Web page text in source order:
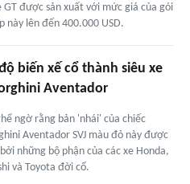
GT được sản xuất với mức giá của gói
này lên đến 400.000 USD.
biến xế cổ thành siêu xe
Aventador
ngờ rằng bản 'nhái' của chiếc
Aventador SVJ màu đỏ này được
những bộ phận của các xe Honda,
và Toyota đời cổ.